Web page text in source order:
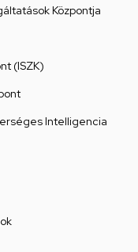
Központja
(ISZK)
Intelligencia